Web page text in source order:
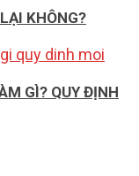
KHÔNG?
GÌ? QUY ĐỊNH